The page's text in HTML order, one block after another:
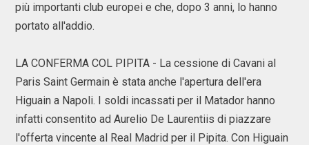
più importanti club europei e che, dopo 3 anni, lo hanno
portato all'addio.
LA CONFERMA COL PIPITA - La cessione di Cavani al
Paris Saint Germain è stata anche l'apertura dell'era
Higuain a Napoli. I soldi incassati per il Matador hanno
infatti consentito ad Aurelio De Laurentiis di piazzare
l'offerta vincente al Real Madrid per il Pipita. Con Higuain